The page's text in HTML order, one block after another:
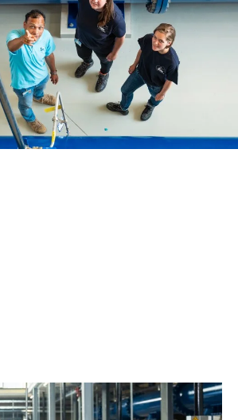
hbo- of wo-opleiding kun je bij ons
Traineeship. We praten
leertraject van drie jaar, waarin we
verschillende multidisciplinaire,
diepe